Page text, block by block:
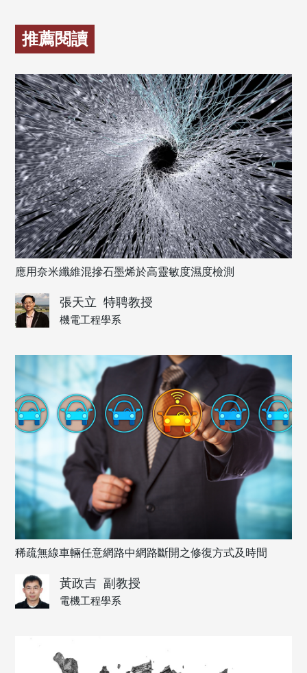
推薦閱讀
應用奈米纖維混摻石墨烯於高靈敏度濕度檢測
張天立 特聘教授
機電工程學系
稀疏無線車輛任意網路中網路斷開之修復方式及時間
黃政吉 副教授
電機工程學系